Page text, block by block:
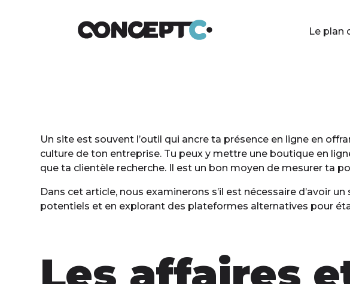
Le plan
Un site est souvent l’outil qui ancre ta présence en ligne en
culture de ton entreprise. Tu peux y mettre une boutique en
que ta clientèle recherche. Il est un bon moyen de mesurer ta
Dans cet article, nous examinerons s’il est nécessaire d’avoir
potentiels et en explorant des plateformes alternatives pour